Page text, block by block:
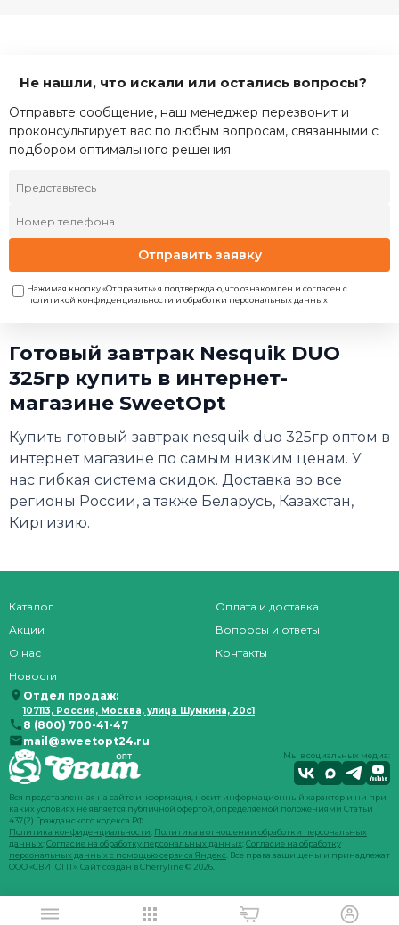
Не нашли, что искали или остались вопросы?
Отправьте сообщение, наш менеджер перезвонит и
проконсультирует вас по любым вопросам, связанными с
подбором оптимального решения.
Отправить заявку
Нажимая кнопку «Отправить» я подтверждаю, что ознакомлен и согласен с
политикой конфиденциальности и обработки персональных данных
Готовый завтрак Nesquik DUO
325гр купить в интернет-
магазине SweetOpt
Купить готовый завтрак nesquik duo 325гр оптом в
интернет магазине по самым низким ценам. У
нас гибкая система скидок. Доставка во все
регионы России, а также Беларусь, Казахстан,
Киргизию.
Каталог
Акции
О нас
Новости
Оплата и доставка
Вопросы и ответы
Контакты
Отдел продаж:
107113, Россия, Москва, улица Шумкина, 20с1
8 (800) 700-41-47
mail@sweetopt24.ru
Мы в социальных медиа:
Вся представленная на сайте информация, носит информационный характер и ни при
каких условиях не является публичной офертой, определяемой положениями Статьи
437(2) Гражданского кодекса РФ.
Политика конфиденциальности; Политика в отношении обработки персональных
данных;Согласие на обработку персональных данных;Согласие на обработку
персональных данных с помощью сервиса Яндекс. Все права защищены и принадлежат
ООО «СВИТОПТ». Сайт создан вCherryline© 2026.